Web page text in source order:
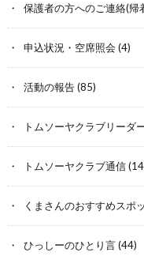
保護者の方へのご連絡(帰
申込状況・空席照会 (4)
活動の報告(85)
トムソーヤクラブリーダ
トムソーヤクラブ通信
くまさんのおすすめスポ
ひっしーのひとり言(44)